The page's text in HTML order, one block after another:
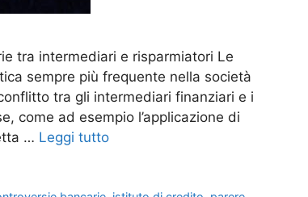
tra intermediari e risparmiatori Le
sempre più frequente nella società
tra gli intermediari finanziari e i
come ad esempio l’applicazione di
… Leggi tutto